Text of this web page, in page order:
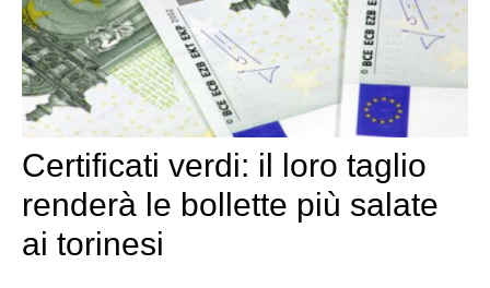
Certificati verdi: il loro taglio
renderà le bollette più salate
ai torinesi